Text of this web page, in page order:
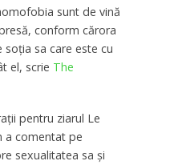
sunt de vină
conform cărora
sa care este cu
el, scrie The
pentru ziarul Le
a comentat pe
sexualitatea sa şi